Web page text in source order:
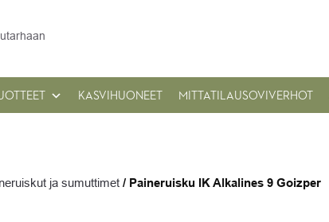
KASVIHUONEET MITTATILAUSOVIVERHOT
ja sumuttimet / Paineruisku IK Alkalines 9 Goizper